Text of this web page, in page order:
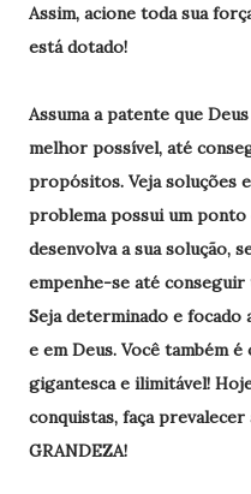
Assim, acione toda sua
está dotado!
Assuma a patente que
melhor possível, até
propósitos. Veja soluções
problema possui um
desenvolva a sua solução,
empenhe-se até conseguir
Seja determinado e focado
e em Deus. Você também
gigantesca e ilimitável!
conquistas, faça prevalecer
GRANDEZA!